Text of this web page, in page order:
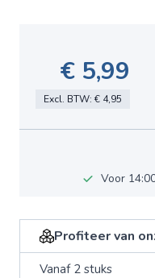
€ 5,99
Excl. BTW: € 4,95
Voor
Profiteer van
Vanaf 2 stuks